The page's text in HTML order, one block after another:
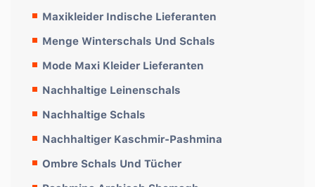
Maxikleider Indische Lieferanten
Menge Winterschals Und Schals
Mode Maxi Kleider Lieferanten
Nachhaltige Leinenschals
Nachhaltige Schals
Nachhaltiger Kaschmir-Pashmina
Ombre Schals Und Tücher